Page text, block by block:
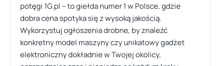
potęgi 1G.pl – to giełda numer 1 w Polsce, gdzie
dobra cena spotyka się z wysoką jakością.
Wykorzystuj ogłoszenia drobne, by znaleźć
konkretny model maszyny czy unikatowy gadżet
elektroniczny dokładnie w Twojej okolicy,